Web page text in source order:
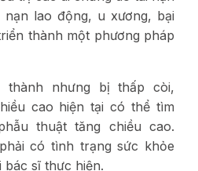
lao động, u xương, bại
thành một phương pháp
thành nhưng bị thấp còi,
cao hiện tại có thể tìm
thuật tăng chiều cao.
có tình trạng sức khỏe
sĩ thực hiện.